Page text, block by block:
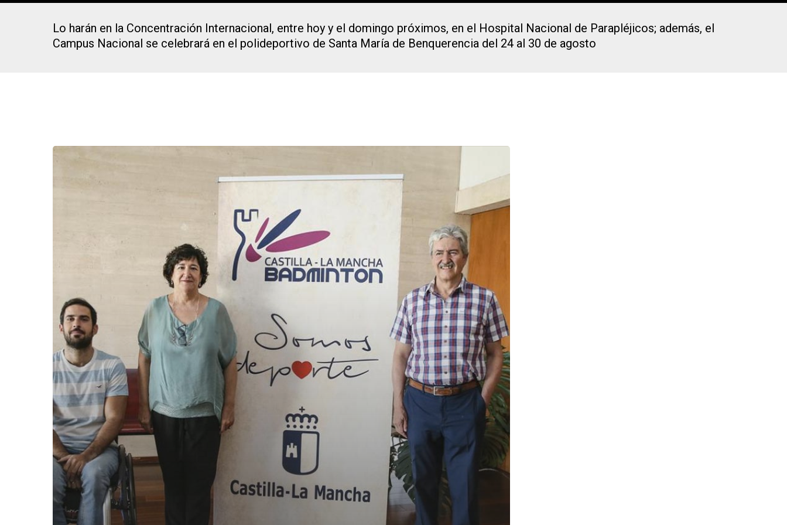
Lo harán en la Concentración Internacional, entre hoy y el domingo próximos, en el Hospital Nacional de Parapléjicos; además, el
Campus Nacional se celebrará en el polideportivo de Santa María de Benquerencia del 24 al 30 de agosto